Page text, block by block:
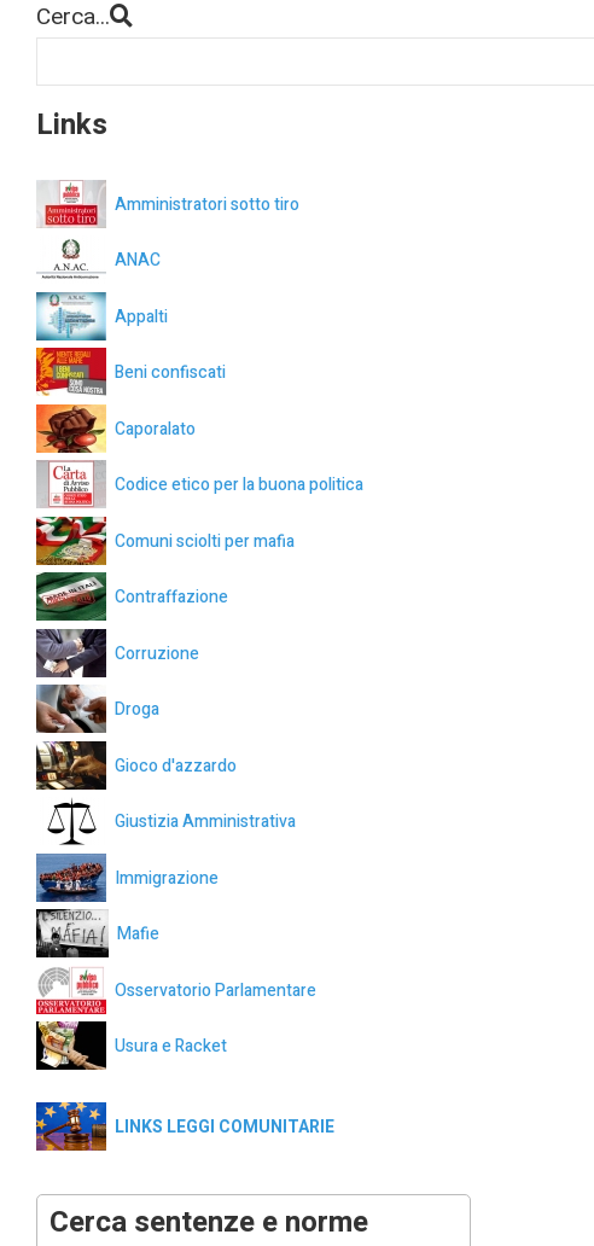
Cerca...
Links
Amministratori sotto tiro
ANAC
Appalti
Beni confiscati
Caporalato
Codice etico per la buona politica
Comuni sciolti per mafia
Contraffazione
Corruzione
Droga
Gioco d'azzardo
Giustizia Amministrativa
Immigrazione
Mafie
Osservatorio Parlamentare
Usura e Racket
LINKS LEGGI COMUNITARIE
Cerca sentenze e norme